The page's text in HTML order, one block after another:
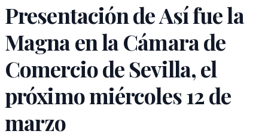
Presentación de Así fue la
Magna en la Cámara de
Comercio de Sevilla, el
próximo miércoles 12 de
marzo